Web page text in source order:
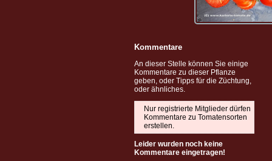
Kommentare
An dieser Stelle können Sie einige
Kommentare zu dieser Pflanze
geben, oder Tipps für die Züchtung,
oder ähnliches.
Nur registrierte Mitglieder dürfen
Kommentare zu Tomatensorten
erstellen.
Leider wurden noch keine
Kommentare eingetragen!